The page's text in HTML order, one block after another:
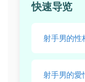
快速导览
射手男的性
射手男的愛